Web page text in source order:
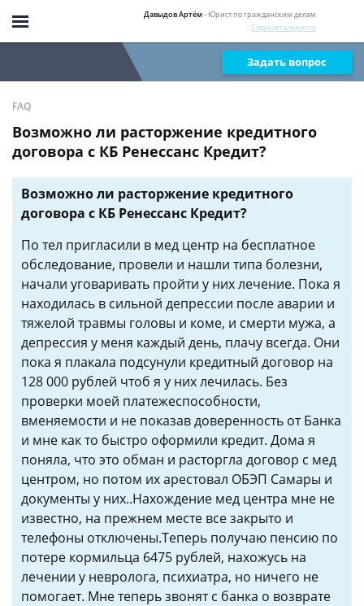
Давыдов Артём- Юрист по гражданским делам
Спросить юриста
Задать вопрос
FAQ
Возможно ли расторжение кредитного
договора с КБ Ренессанс Кредит?
Возможно ли расторжение кредитного
договора с КБ Ренессанс Кредит?
По тел пригласили в мед центр на бесплатное
обследование, провели и нашли типа болезни,
начали уговаривать пройти у них лечение. Пока я
находилась в сильной депрессии после аварии и
тяжелой травмы головы и коме, и смерти мужа, а
депрессия у меня каждый день, плачу всегда. Они
пока я плакала подсунули кредитный договор на
128 000 рублей чтоб я у них лечилась. Без
проверки моей платежеспособности,
вменяемости и не показав доверенность от Банка
и мне как то быстро оформили кредит. Дома я
поняла, что это обман и расторгла договор с мед
центром, но потом их арестовал ОБЭП Самары и
документы у них..Нахождение мед центра мне не
известно, на прежнем месте все закрыто и
телефоны отключены.Теперь получаю пенсию по
потере кормильца 6475 рублей, нахожусь на
лечении у невролога, психиатра, но ничего не
помогает. Мне теперь звонят с банка о возврате